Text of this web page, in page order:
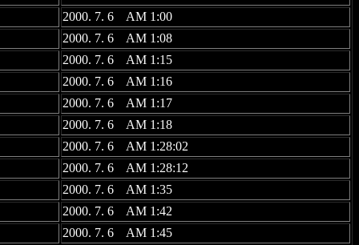
2000. 7. 6 AM 1:00
2000. 7. 6 AM 1:08
2000. 7. 6 AM 1:15
2000. 7. 6 AM 1:16
2000. 7. 6 AM 1:17
2000. 7. 6 AM 1:18
2000. 7. 6 AM 1:28:02
2000. 7. 6 AM 1:28:12
2000. 7. 6 AM 1:35
2000. 7. 6 AM 1:42
2000. 7. 6 AM 1:45